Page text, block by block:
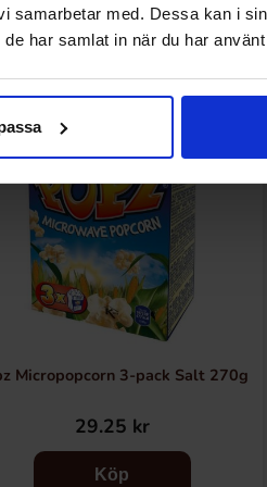
samarbetar med. Dessa kan i
har samlat in när du har
gillade
Micropopcorn 3-pack Salt 270g
29.25 kr
Köp